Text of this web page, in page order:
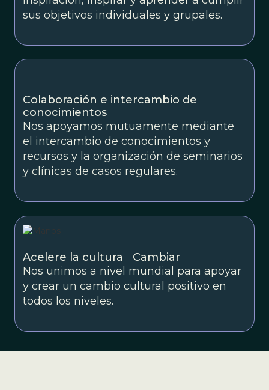
sus objetivos individuales y grupales.
Colaboración e intercambio de
conocimientos
Nos apoyamos mutuamente mediante
el intercambio de conocimientos y
recursos y la organización de seminarios
y clínicas de casos regulares.
Acelere la cultura Cambiar
Nos unimos a nivel mundial para apoyar
y crear un cambio cultural positivo en
todos los niveles.